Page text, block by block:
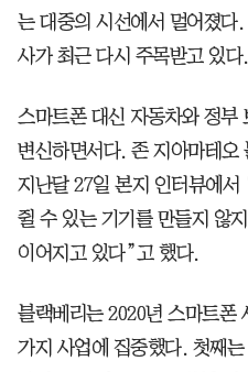
는 대중의 시선에서 멀어졌다
사가 최근 다시 주목받고 있다.
스마트폰 대신 자동차와 정부
변신하면서다. 존 지아마테오
지난달 27일 본지 인터뷰에
쥘 수 있는 기기를 만들지 않
이어지고 있다”고 했다.
블랙베리는 2020년 스마트폰
가지 사업에 집중했다. 첫째